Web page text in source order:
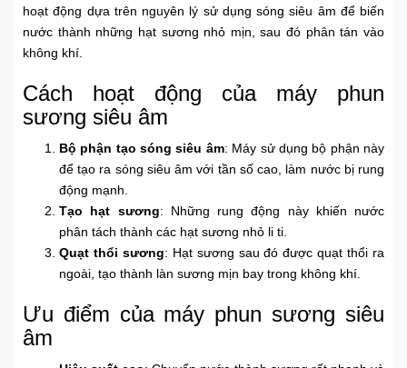
Hot
Bán
Khuyến
Phụ
Kiện
hoạt động dựa trên nguyên lý sử dụng sóng siêu âm để biến
nước thành những hạt sương nhỏ mịn, sau đó phân tán vào
không khí.
Cách hoạt động của máy phun
sương siêu âm
Bộ phận tạo sóng siêu âm: Máy sử dụng bộ phận này
để tạo ra sóng siêu âm với tần số cao, làm nước bị rung
động mạnh.
Tạo hạt sương: Những rung động này khiến nước
phân tách thành các hạt sương nhỏ li ti.
Quạt thổi sương: Hạt sương sau đó được quạt thổi ra
ngoài, tạo thành làn sương mịn bay trong không khí.
Ưu điểm của máy phun sương siêu
âm